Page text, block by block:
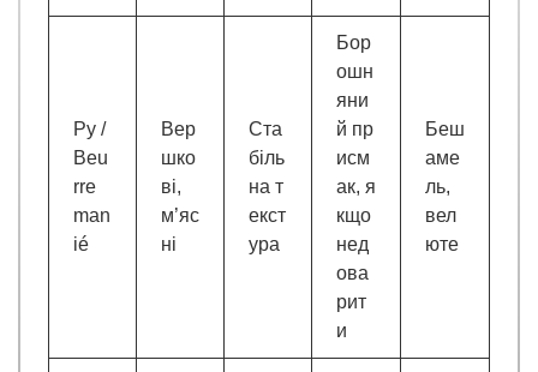
Ру /
Beu
rre
man
ié
Вер
шко
ві,
м’яс
ні
Ста
біль
на т
екст
ура
Бор
ошн
яни
й пр
исм
ак, я
кщо
нед
ова
рит
и
Беш
аме
ль,
вел
юте